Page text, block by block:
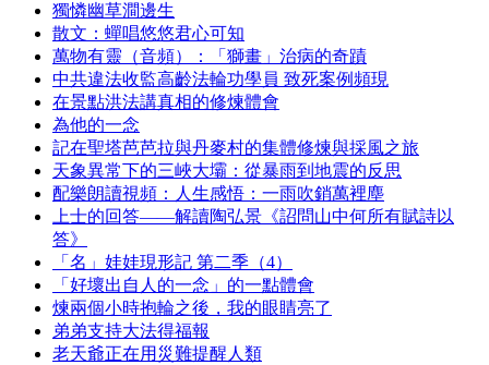
獨憐幽草澗邊生
散文：蟬唱悠悠君心可知
萬物有靈（音頻）：「獅畫」治病的奇蹟
中共違法收監高齡法輪功學員 致死案例頻現
在景點洪法講真相的修煉體會
為他的一念
記在聖塔芭芭拉與丹麥村的集體修煉與採風之旅
天象異常下的三峽大壩：從暴雨到地震的反思
配樂朗讀視頻：人生感悟：一雨吹銷萬裡塵
上士的回答——解讀陶弘景《詔問山中何所有賦詩以
答》
「名」娃娃現形記 第二季（4）
「好壞出自人的一念」的一點體會
煉兩個小時抱輪之後，我的眼睛亮了
弟弟支持大法得福報
老天爺正在用災難提醒人類